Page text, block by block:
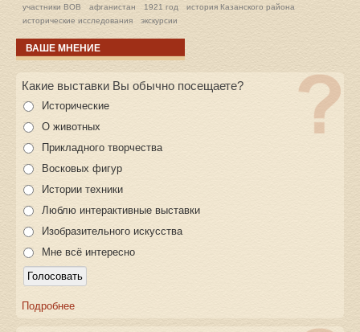
участники ВОВ афганистан 1921 год
история Казанского района
исторические исследования
экскурсии
ВАШЕ МНЕНИЕ
Какие выставки Вы обычно посещаете?
Исторические
О животных
Прикладного творчества
Восковых фигур
Истории техники
Люблю интерактивные выставки
Изобразительного искусства
Мне всё интересно
Подробнее